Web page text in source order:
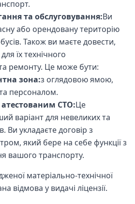
та обслуговування:Ви
або орендовану територію
Також ви маєте довести,
їх технічного
ремонту. Це може бути:
зона:з оглядовою ямою,
персоналом.
атестованим СТО:Це
варіант для невеликих та
Ви укладаєте договір з
який бере на себе функції з
вашого транспорту.
матеріально-технічної
відмова у видачі ліцензії.